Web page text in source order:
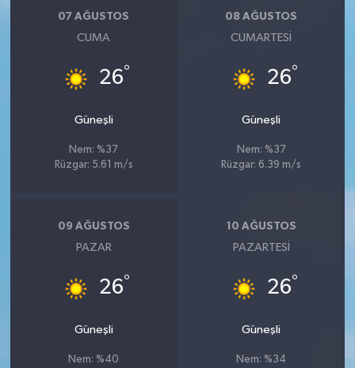
07 AĞUSTOS
CUMA
26°
Güneşli
Nem: %37
Rüzgar: 5.61 m/s
08 AĞUSTOS
CUMARTESI
26°
Güneşli
Nem: %37
Rüzgar: 6.39 m/s
09 AĞUSTOS
PAZAR
26°
Güneşli
Nem: %40
10 AĞUSTOS
PAZARTESI
26°
Güneşli
Nem: %34